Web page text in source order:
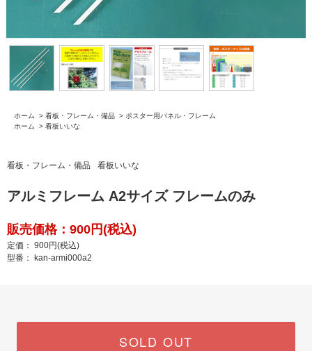
ホーム > 看板・フレーム・備品 > ポスター用パネル・フレーム
ホーム
> 看板いいな
看板・フレーム・備品 看板いいな
アルミフレーム A2サイズ フレームのみ
販売価格：900円(税込)
定価： 900円(税込)
型番： kan-armi000a2
SOLD OUT